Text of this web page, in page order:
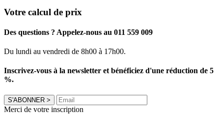
Votre calcul de prix
Des questions ? Appelez-nous au 011 559 009
Du lundi au vendredi de 8h00 à 17h00.
Inscrivez-vous à la newsletter et bénéficiez d'une réduction de 5
%.
S'ABONNER >
Merci de votre inscription